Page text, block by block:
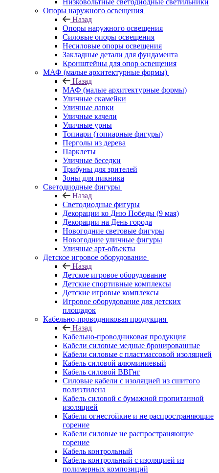
Низковольтные светодиодные светильники
Опоры наружного освещения
Назад
Опоры наружного освещения
Силовые опоры освещения
Несиловые опоры освещения
Закладные детали для фундамента
Кронштейны для опор освещения
МАФ (малые архитектурные формы)
Назад
МАФ (малые архитектурные формы)
Уличные скамейки
Уличные лавки
Уличные качели
Уличные урны
Топиари (топиарные фигуры)
Перголы из дерева
Парклеты
Уличные беседки
Трибуны для зрителей
Зоны для пикника
Светодиодные фигуры
Назад
Светодиодные фигуры
Декорации ко Дню Победы (9 мая)
Декорации на День города
Новогодние световые фигуры
Новогодние уличные фигуры
Уличные арт-объекты
Детское игровое оборудование
Назад
Детское игровое оборудование
Детские спортивные комплексы
Детские игровые комплексы
Игровое оборудование для детских
площадок
Кабельно-проводниковая продукция
Назад
Кабельно-проводниковая продукция
Кабели силовые медные бронированные
Кабели силовые с пластмассовой изоляцией
Кабель силовой алюминиевый
Кабель силовой ВВГнг
Силовые кабели с изоляцией из сшитого
полиэтилена
Кабель силовой с бумажной пропитанной
изоляцией
Кабели огнестойкие и не распространяющие
горение
Кабели силовые не распространяющие
горение
Кабель контрольный
Кабель контрольный с изоляцией из
полимерных композиций